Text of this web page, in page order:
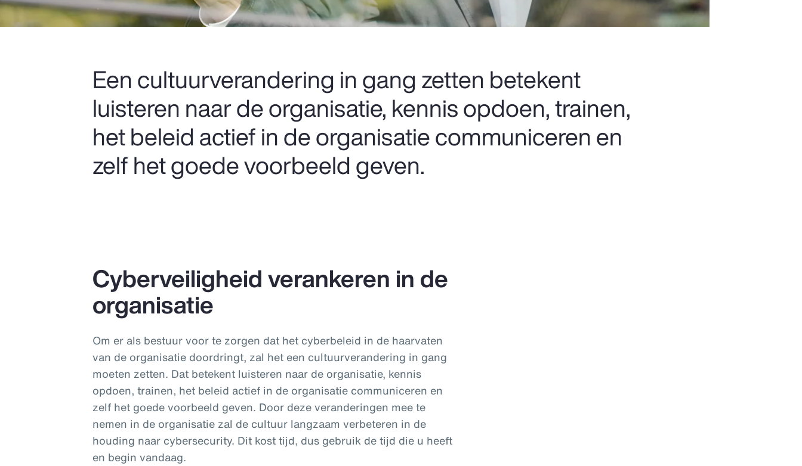
Een cultuurverandering in gang zetten betekent
luisteren naar de organisatie, kennis opdoen, trainen,
het beleid actief in de organisatie communiceren en
zelf het goede voorbeeld geven.
Cyberveiligheid verankeren in de
organisatie
Om er als bestuur voor te zorgen dat het cyberbeleid in de haarvaten
van de organisatie doordringt, zal het een cultuurverandering in gang
moeten zetten. Dat betekent luisteren naar de organisatie, kennis
opdoen, trainen, het beleid actief in de organisatie communiceren en
zelf het goede voorbeeld geven. Door deze veranderingen mee te
nemen in de organisatie zal de cultuur langzaam verbeteren in de
houding naar cybersecurity. Dit kost tijd, dus gebruik de tijd die u heeft
en begin vandaag.